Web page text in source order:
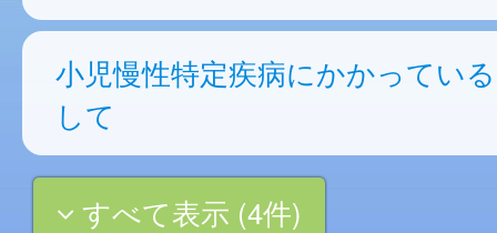
小児慢性特定疾病にかかってい
して
すべて表示 (4件)